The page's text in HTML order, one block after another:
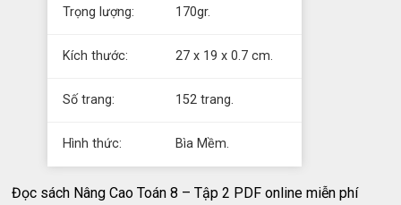
Trọng lượng: 170gr.
Kích thước: 27 x 19 x 0.7 cm.
Số trang: 152 trang.
Hình thức: Bìa Mềm.
Đọc sách Nâng Cao Toán 8 – Tập 2 PDF online miễn phí